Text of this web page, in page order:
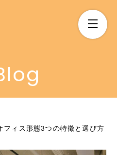
フィス形態3つの特徴と選び方